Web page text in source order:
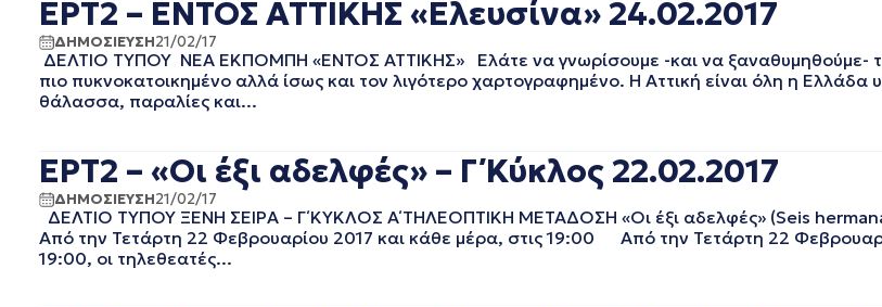
ΔΕΚΕΜΒΡΙΟΣ 2022
ΟΚΤΩΒΡΙΟΣ 2022
ΣΕΠΤΕΜΒΡΙΟΣ 2022
ΙΟΥΝΙΟΣ 2022
ΜΑΙΟΣ 2022
ΑΠΡΙΛΙΟΣ 2022
ΜΑΡΤΙΟΣ 2022
ΦΕΒΡΟΥΑΡΙΟΣ 2022
ΕΡΤ2 – ΕΝΤΟΣ ΑΤΤΙΚΗΣ «Ελευσίνα» 24.02.2017
ΔΗΜΟΣΙΕΥΣΗ21/02/17
ΔΕΛΤΙΟ ΤΥΠΟΥ ΝΕΑ ΕΚΠΟΜΠΗ «ΕΝΤΟΣ ΑΤΤΙΚΗΣ» Ελάτε να γνωρίσουμε -και να ξαναθυμηθούμε-
πιο πυκνοκατοικημένο αλλά ίσως και τον λιγότερο χαρτογραφημένο. Η Αττική είναι όλη η Ελλάδα
θάλασσα, παραλίες και...
ΕΡΤ2 – «Οι έξι αδελφές» – Γ΄ Κύκλος 22.02.2017
ΔΗΜΟΣΙΕΥΣΗ21/02/17
ΔΕΛΤΙΟ ΤΥΠΟΥ ΞΕΝΗ ΣΕΙΡΑ – Γ΄ ΚΥΚΛΟΣ Α΄ ΤΗΛΕΟΠΤΙΚΗ ΜΕΤΑΔΟΣΗ «Οι έξι αδελφές» (Seis
Από την Τετάρτη 22 Φεβρουαρίου 2017 και κάθε μέρα, στις 19:00 Από την Τετάρτη 22
19:00, οι τηλεθεατές...